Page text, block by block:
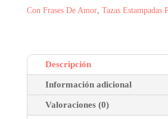
Con Frases De Amor, Tazas Estampadas
Descripción
Información adicional
Valoraciones (0)